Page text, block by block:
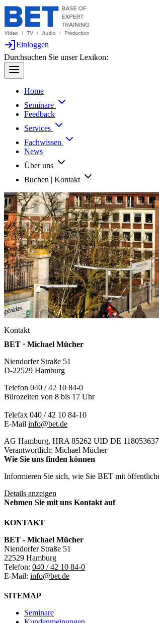
Einloggen
Durchsuchen Sie unser Lexikon:
Home
Seminare
Feedback
Services
Fachwissen
News
Über uns
Buchen | Kontakt
Kontakt
BET · Michael Mücher
Niendorfer Straße 51
D-22529 Hamburg
Telefon 040 / 42 10 84-0
Bürozeiten von 8 bis 17 Uhr
Telefax 040 / 42 10 84-10
E-Mail info@bet.de
AG Hamburg, HRA 85262 UID DE 118053637
Verantwortlich: Michael Mücher
Wie Sie uns finden können
Informieren Sie sich, wie Sie BET mit
Details anzeigen
Nehmen Sie mit uns Kontakt auf
KONTAKT
BET - Michael Mücher
Niendorfer Straße 51
22529 Hamburg
Telefon: 040 / 42 10 84-0
E-Mail: info@bet.de
SITEMAP
Seminare